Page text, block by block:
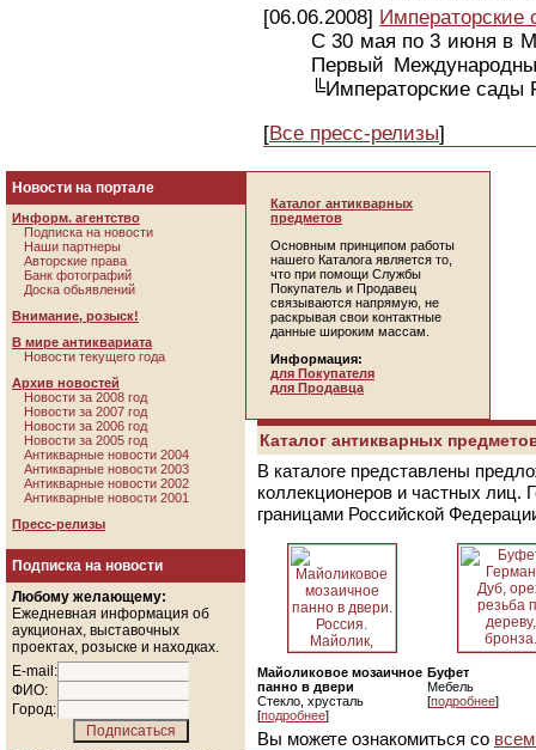
[06.06.2008] Императорские
С 30 мая по 3 июня в
Первый
╚Императорские сады
[Все пресс-релизы]
Новости на портале
Информ. агентство
Подписка на новости
Наши партнеры
Авторские права
Банк фотографий
Доска обьявлений
Внимание, розыск!
В мире антиквариата
Новости текущего года
Архив новостей
Новости за 2008 год
Новости за 2007 год
Новости за 2006 год
Новости за 2005 год
Антикварные новости 2004
Антикварные новости 2003
Антикварные новости 2002
Антикварные новости 2001
Пресс-релизы
Подписка на новости
Любому желающему:
Ежедневная информация об
аукционах, выставочных
проектах, розыске и находках.
E-mail:
ФИО:
Город:
Каталог антикварных
предметов
Основным принципом работы
нашего Каталога является то,
что при помощи Службы
Покупатель и Продавец
связываются напрямую, не
раскрывая свои контактные
данные широким массам.
Информация:
для Покупателя
для Продавца
Каталог антикварных
В каталоге представлены
коллекционеров и частных лиц.
границами Российской
Майоликовое мозаичное
панно в двери
Стекло, хрусталь
[подробнее]
Буфет
Мебель
[подробнее]
Вы можете ознакомиться со